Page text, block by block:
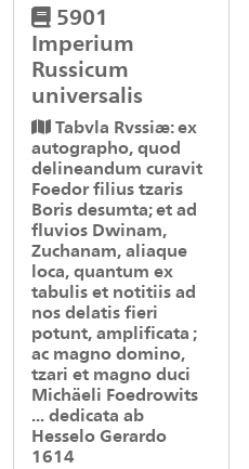
5901
Imperium
Russicum
universalis
Tabvla Rvssiæ: ex
autographo, quod
delineandum curavit
Foedor filius tzaris
Boris desumta; et ad
fluvios Dwinam,
Zuchanam, aliaque
loca, quantum ex
tabulis et notitiis ad
nos delatis fieri
potunt, amplificata ;
ac magno domino,
tzari et magno duci
Michäeli Foedrowits
... dedicata ab
Hesselo Gerardo
1614